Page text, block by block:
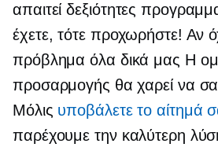
απαιτεί δεξιότητες
έχετε, τότε προχωρήστε! Αν
πρόβλημαόλα δικά μας Η
προσαρμογής θα χαρεί να
Μόλις υποβάλετε το αίτημά
παρέχουμε την καλύτερη